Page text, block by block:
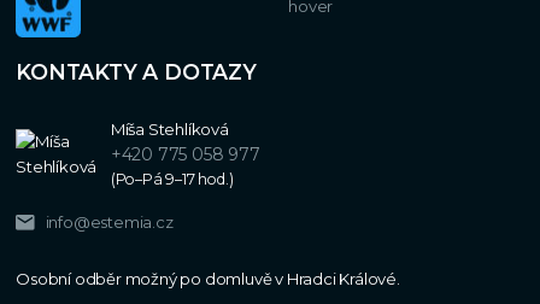
KONTAKTY A DOTAZY
Míša Stehlíková
+420 775 058 977
(Po–Pá 9–17 hod.)
info@estemia.cz